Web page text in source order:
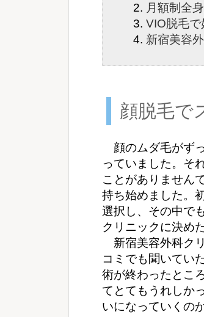
月額制全
VIO脱毛で
新宿美容
顔脱毛で
顔のムダ毛がず
っていました。そ
ことがありません
持ち始めました。
選択し、その中で
クリニックに決め
新宿美容外科ク
コミでも聞いてい
術が終わったとこ
てとてもうれしか
いになっていくの